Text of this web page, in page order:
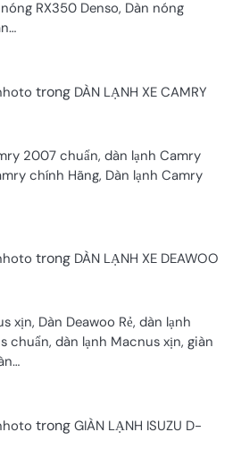
RX350 Denso, Dàn nóng
trong DÀN LẠNH XE CAMRY
2007 chuẩn, dàn lạnh Camry
chính Hãng, Dàn lạnh Camry
trong DÀN LẠNH XE DEAWOO
xịn, Dàn Deawoo Rẻ, dàn lạnh
chuẩn, dàn lạnh Macnus xịn, giàn
trong GIÀN LẠNH ISUZU D-